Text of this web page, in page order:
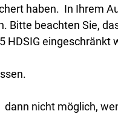
haben. In Ihrem
Bitte beachten Sie,
HDSIG eingeschränkt
nicht möglich,